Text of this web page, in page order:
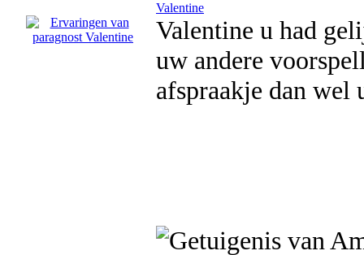
Valentine
Valentine u had
uw andere
afspraakje dan